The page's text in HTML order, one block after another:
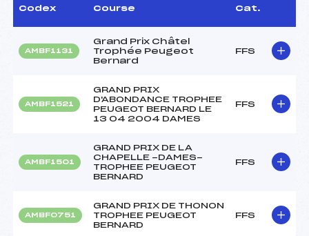
Codex Course Cat.
AMBF1131
Grand Prix Châtel
Trophée Peugeot
Bernard
FFS
AMBF1521
GRAND PRIX
D'ABONDANCE TROPHEE
PEUGEOT BERNARD LE
13 04 2004 DAMES
FFS
AMBF1501
GRAND PRIX DE LA
CHAPELLE -DAMES-
TROPHEE PEUGEOT
BERNARD
FFS
AMBF0751
GRAND PRIX DE THONON
TROPHEE PEUGEOT
BERNARD
FFS